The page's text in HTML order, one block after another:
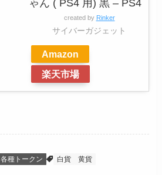
ゃん ( PS4 用) 黒 – PS4
created by Rinker
サイバーガジェット
Amazon
楽天市場
各種トークン 白貨 黄貨